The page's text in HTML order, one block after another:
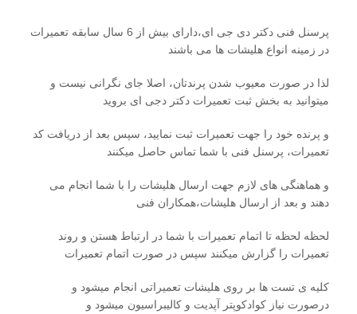
پرسنل فنی دکتر دی جی ای،دارای بیش از 6 سال سابقه تعمیرات
در زمینه انواع هلیشات ها می باشند
لذا در صورت معیوب شدن پرندتان، اصلا جای نگرانی نیست و
میتوانید به بخش ثبت تعمیرات دکتر دجی ای بروید
و پرنده خود را جهت تعمیرات ثبت نمایید، سپس بعد از دریافت کد
تعمیرات، پرسنل فنی با شما تماس حاصل میکنند
و هماهنگی های لازم جهت ارسال هلیشات را با شما انجام می
دهند و بعد از ارسال هلیشات،همکاران فنی
لحظه لحظه تا اتمام تعمیرات با شما در ارتباط هستن و روند
تعمیرات را گزارش میکنند سپس در صورت اتمام تعمیرات
کلیه ی تست ها بر روی هلیشات تعمیراتی انجام میشود و
درصورت نیاز کوادکوپتر آپدیت و کالیبراسیون میشود و